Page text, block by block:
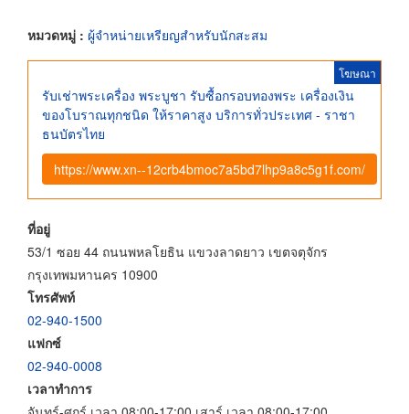
หมวดหมู่ : ผู้จำหน่ายเหรียญสำหรับนักสะสม
โฆษณา
รับเช่าพระเครื่อง พระบูชา รับซื้อกรอบทองพระ เครื่องเงิน
ของโบราณทุกชนิด ให้ราคาสูง บริการทั่วประเทศ - ราชา
ธนบัตรไทย
https://www.xn--12crb4bmoc7a5bd7lhp9a8c5g1f.com/
ที่อยู่
53/1 ซอย 44 ถนนพหลโยธิน แขวงลาดยาว เขตจตุจักร
กรุงเทพมหานคร 10900
โทรศัพท์
02-940-1500
แฟกซ์
02-940-0008
เวลาทำการ